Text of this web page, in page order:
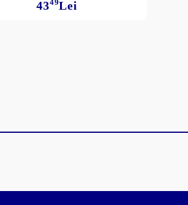
4349Lei